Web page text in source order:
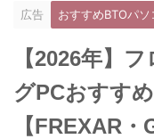
広告 おすすめBTOパソ
【2026年】
グPCおすす
【FREXAR